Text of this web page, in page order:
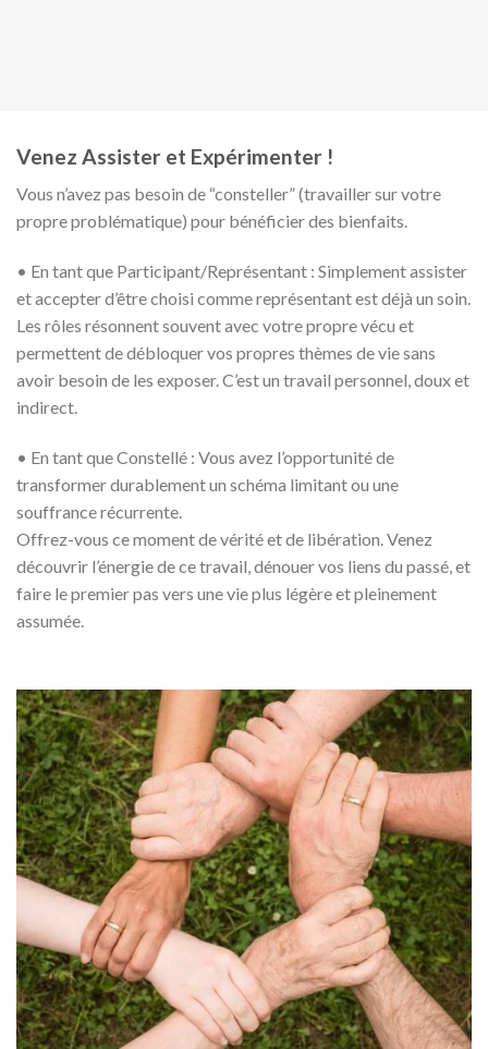
Venez Assister et Expérimenter !
Vous n’avez pas besoin de “consteller” (travailler sur votre
propre problématique) pour bénéficier des bienfaits.
• En tant que Participant/Représentant : Simplement assister
et accepter d’être choisi comme représentant est déjà un soin.
Les rôles résonnent souvent avec votre propre vécu et
permettent de débloquer vos propres thèmes de vie sans
avoir besoin de les exposer. C’est un travail personnel, doux et
indirect.
• En tant que Constellé : Vous avez l’opportunité de
transformer durablement un schéma limitant ou une
souffrance récurrente.
Offrez-vous ce moment de vérité et de libération. Venez
découvrir l’énergie de ce travail, dénouer vos liens du passé, et
faire le premier pas vers une vie plus légère et pleinement
assumée.